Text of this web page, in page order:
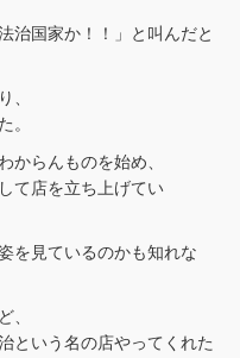
治国家か！！」と叫んだと
、
。
からんものを始め、
て店を立ち上げてい
を見ているのかも知れな
、
という名の店やってくれた